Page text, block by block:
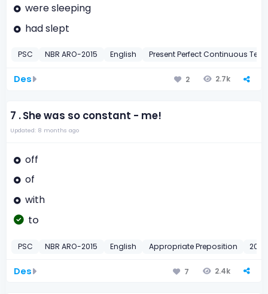
were sleeping
had slept
PSC NBR ARO-2015 English Present Perfect Continuous
Des 2 2.7k
7 .She was so constant - me!
Updated: 8 months ago
off
of
with
to
PSC NBR ARO-2015 English Appropriate Preposition 2015
Des 7 2.4k